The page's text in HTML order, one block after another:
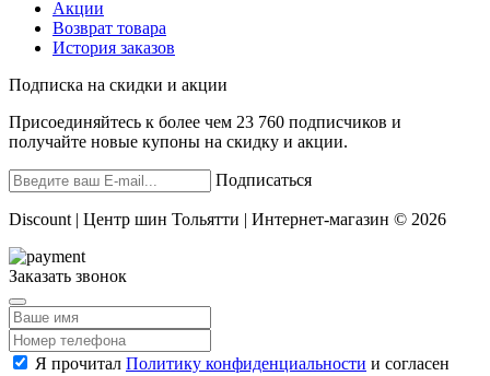
Акции
Возврат товара
История заказов
Подписка на скидки и акции
Присоединяйтесь к более чем 23 760 подписчиков и
получайте новые купоны на скидку и акции.
Подписаться
Discount | Центр шин Тольятти | Интернет-магазин © 2026
Заказать звонок
Я прочитал Политику конфиденциальности и согласен